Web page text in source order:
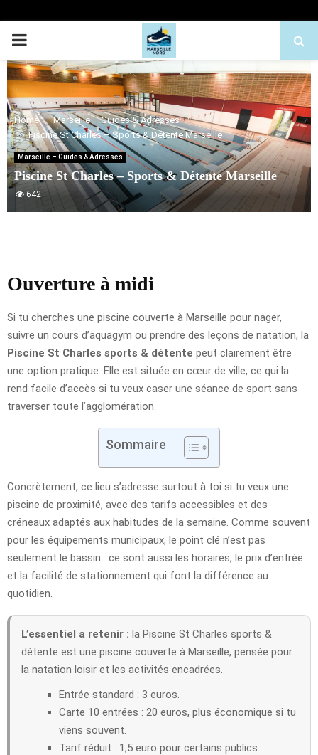
PRIMARY
MENU
Home
Marseille – Guides & Adresses
Piscine St Charles – Sports & Détente Marseille
Marseille – Guides & Adresses
Piscine St Charles – Sports & Détente Marseille
642
Ouverture à midi
Si tu cherches une piscine couverte à Marseille pour nager,
suivre un cours d’aquagym ou prendre des leçons de natation, la
Piscine St Charles sports & détente peut clairement être
une option pratique. Elle est située en cœur de ville, ce qui la
rend facile d’accès si tu veux caser une séance de sport sans
traverser toute l’agglomération.
Sommaire
Concrètement, ce lieu s’adresse surtout à toi si tu veux une
piscine de proximité, avec des tarifs accessibles et des
créneaux adaptés aux habitudes de la semaine. Comme souvent
pour les équipements municipaux, le point clé n’est pas
seulement le bassin : ce sont aussi les horaires, le prix d’entrée
et la facilité de stationnement qui font la différence au
quotidien.
L’essentiel a retenir : la Piscine St Charles sports &
détente est une piscine couverte à Marseille, pensée pour
la natation loisir et les activités encadrées.
Entrée standard : 3 euros.
Carte 10 entrées : 20 euros, plus économique si tu
viens souvent.
Tarif réduit : 1,5 euro pour certains publics.